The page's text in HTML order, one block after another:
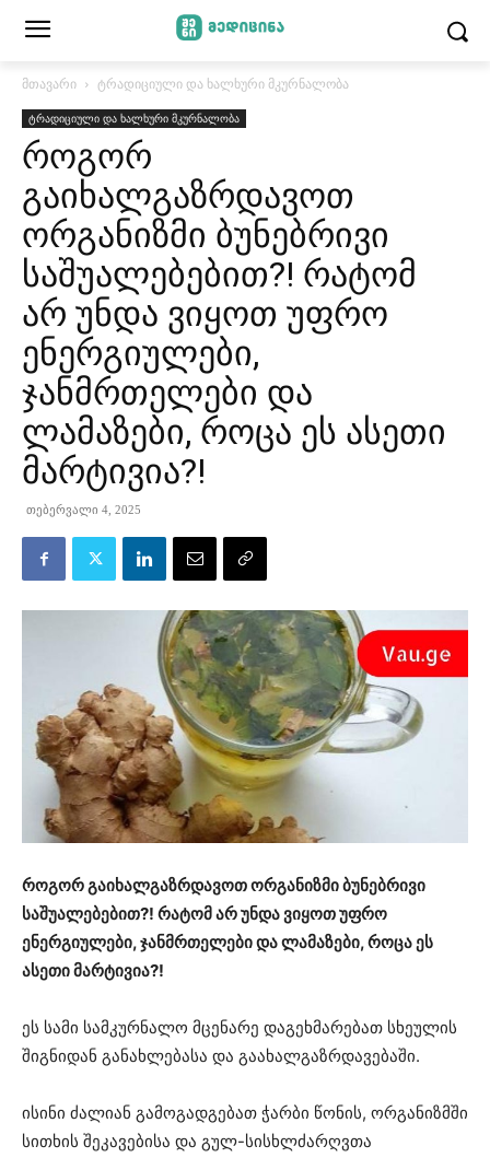
მთავარი ტრადიციული და ხალხური მკურნალობა
ტრადიციული და ხალხური მკურნალობა
როგორ
გაიხალგაზრდავოთ
ორგანიზმი ბუნებრივი
საშუალებებით?! რატომ
არ უნდა ვიყოთ უფრო
ენერგიულები,
ჯანმრთელები და
ლამაზები, როცა ეს ასეთი
მარტივია?!
თებერვალი 4, 2025
როგორ გაიხალგაზრდავოთ ორგანიზმი ბუნებრივი
საშუალებებით?! რატომ არ უნდა ვიყოთ უფრო
ენერგიულები, ჯანმრთელები და ლამაზები, როცა ეს
ასეთი მარტივია?!
ეს სამი სამკურნალო მცენარე დაგეხმარებათ სხეულის
შიგნიდან განახლებასა და გაახალგაზრდავებაში.
ისინი ძალიან გამოგადგებათ ჭარბი წონის, ორგანიზმში
სითხის შეკავებისა და გულ-სისხლძარღვთა